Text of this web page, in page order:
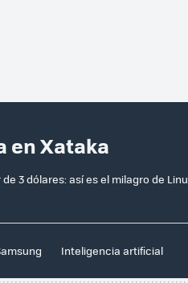
en Xataka
3 dólares: así es el milagro de
Inteligencia artificial